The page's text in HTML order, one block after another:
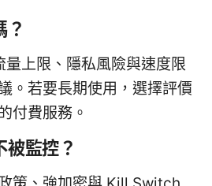
？
量上限、隱私風險與速度限
。若要長期使用，選擇評價
付費服務。
被監控？